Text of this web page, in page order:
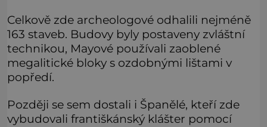
Celkově zde archeologové odhalili nejméně
163 staveb. Budovy byly postaveny zvláštní
technikou, Mayové používali zaoblené
megalitické bloky s ozdobnými lištami v
popředí.
Později se sem dostali i Španělé, kteří zde
vybudovali františkánský klášter pomocí